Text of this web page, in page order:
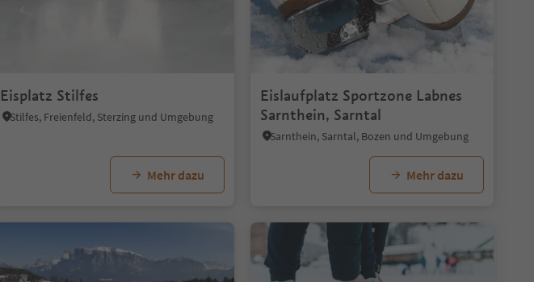
Eisplatz Stilfes
Stilfes, Freienfeld, Sterzing und Umgebung
Mehr dazu
Eislaufplatz Sportzone Labnes
Sarnthein, Sarntal
Sarnthein, Sarntal, Bozen und Umgebung
Mehr dazu